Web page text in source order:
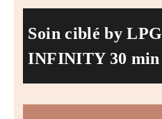
Soin ciblé by LPG
INFINITY 30 min